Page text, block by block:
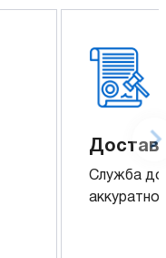
Служба
аккуратно